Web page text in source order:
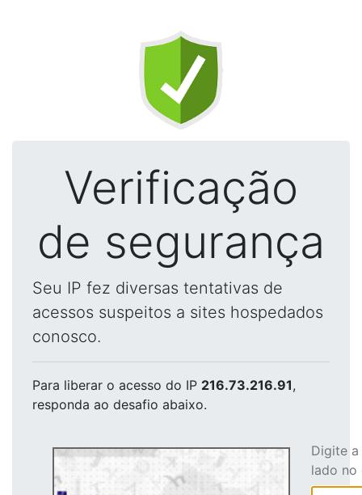
Verificação
de segurança
Seu IP fez diversas tentativas de
acessos suspeitos a sites hospedados
conosco.
Para liberar o acesso do IP 216.73.216.91,
responda ao desafio abaixo.
Digite
lado no